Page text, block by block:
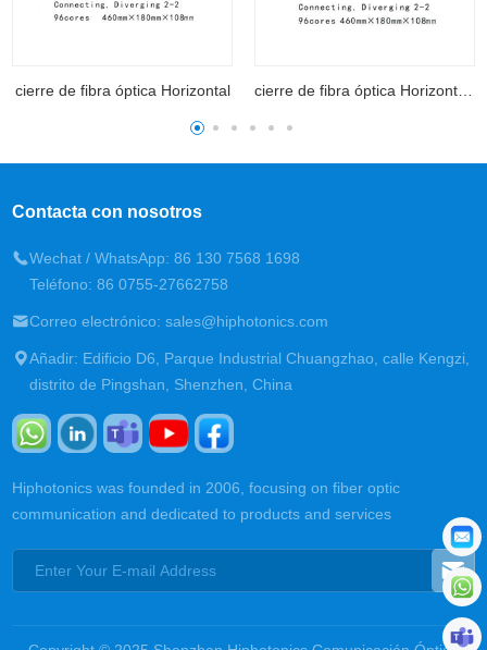
cierre de fibra óptica Horizontal cierre de fibra óptica Horizontal 404
Contacta con nosotros
Wechat / WhatsApp: 86 130 7568 1698
Teléfono: 86 0755-27662758
Correo electrónico: sales@hiphotonics.com
Añadir: Edificio D6, Parque Industrial Chuangzhao, calle Kengzi,
distrito de Pingshan, Shenzhen, China
Hiphotonics was founded in 2006, focusing on fiber optic
communication and dedicated to products and services